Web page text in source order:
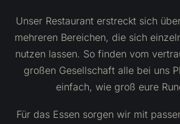
Unser Restaurant erstreckt sich
mehreren Bereichen, die sich
nutzen lassen. So finden vom
großen Gesellschaft alle bei uns
einfach, wie groß eure
Für das Essen sorgen wir mit